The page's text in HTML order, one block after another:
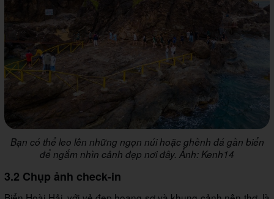
Bạn có thể leo lên những ngọn núi hoặc ghềnh đá gần biển
để ngắm nhìn cảnh đẹp nơi đây. Ảnh: Kenh14
3.2 Chụp ảnh check-in